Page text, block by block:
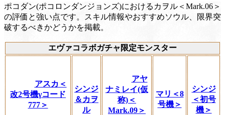
ポコダン(ポコロンダンジョンズ)におけるカヲル＜Mark.06＞
の評価と強い点です。スキル情報やおすすめソウル、限界突
破するべきかどうかを掲載。
エヴァコラボガチャ限定モンスター
アスカ＜
改2号機γコード
777＞
シンジ
＆カヲ
ル
アヤ
ナミレイ(仮
称)＜
Mark.09＞
マリ＜8
号機＞
シンジ
＜初号
機＞